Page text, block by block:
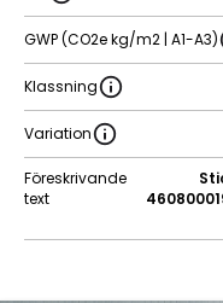
GWP (CO2e kg/m2 | A1-A3)
Klassning
Variation
Föreskrivande
text